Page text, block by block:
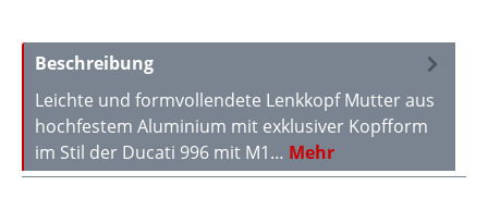
Beschreibung
Leichte und formvollendete Lenkkopf Mutter aus
hochfestem Aluminium mit exklusiver Kopfform
im Stil der Ducati 996 mit M1… Mehr